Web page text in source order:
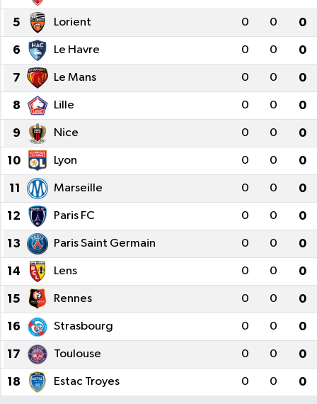
5 Lorient 0 0 0
6 Le Havre 0 0 0
7 Le Mans 0 0 0
8 Lille 0 0 0
9 Nice 0 0 0
10 Lyon 0 0 0
11 Marseille 0 0 0
12 Paris FC 0 0 0
13 Paris Saint Germain 0 0 0
14 Lens 0 0 0
15 Rennes 0 0 0
16 Strasbourg 0 0 0
17 Toulouse 0 0 0
18 Estac Troyes 0 0 0
Haber Arşivi